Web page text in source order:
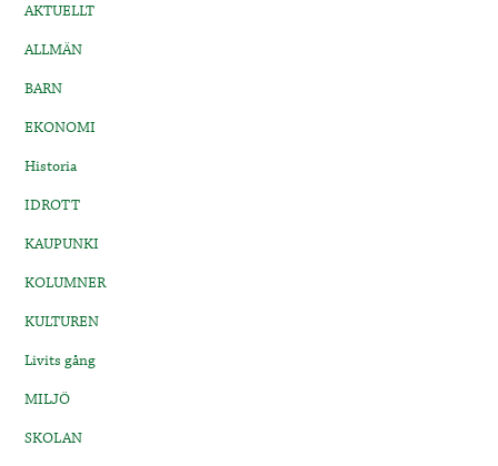
AKTUELLT
ALLMÄN
BARN
EKONOMI
Historia
IDROTT
KAUPUNKI
KOLUMNER
KULTUREN
Livits gång
MILJÖ
SKOLAN